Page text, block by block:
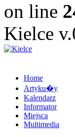
on line
Kielce
Home
Artyku�y
Kalendarz
Informator
Miejsca
Multimedia